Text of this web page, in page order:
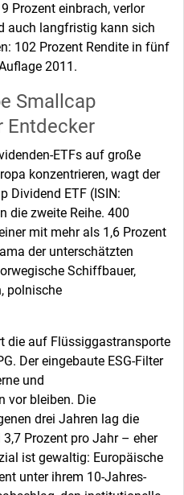
Prozent einbrach, verlor
auch langfristig kann sich
102 Prozent Rendite in fünf
2011.
Smallcap
Entdecker
ETFs auf große
konzentrieren, wagt der
Dividend ETF (ISIN:
die zweite Reihe. 400
mit mehr als 1,6 Prozent
der unterschätzten
Schiffbauer,
polnische
die auf Flüssiggastransporte
Der eingebaute ESG-Filter
und
vor bleiben. Die
drei Jahren lag die
Prozent pro Jahr – eher
ist gewaltig: Europäische
unter ihrem 10-Jahres-